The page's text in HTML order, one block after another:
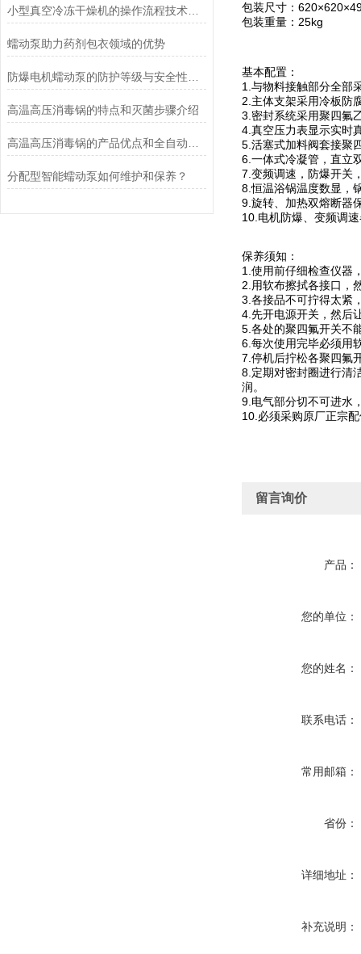
小型真空冷冻干燥机的操作流程技术详解
蠕动泵助力药剂包衣领域的优势
高温高压消毒锅的特点和灭菌步骤介绍
分配型智能蠕动泵如何维护和保养？
包装尺寸：
包装重量：25kg
基本配置：
1.与物料接触部分全部
2.主体支架采用冷板防
3.密封系统采用聚四氟
4.真空压力表显示实时
5.活塞式加料阀套接聚
6.一体式冷凝管，直立
7.变频调速，防爆开关
8.恒温浴锅温度数显，
9.旋转、加热双熔断器
10.电机防爆、变频调
保养须知：
1.使用前仔细检查仪器
2.用软布擦拭各接口，
3.各接品不可拧得太紧
4.先开电源开关，然后
5.各处的聚四氟开关不
6.每次使用完毕必须用
7.停机后拧松各聚四氟
8.定期对密封圈进行清
润。
9.电气部分切不可进水
10.必须采购原厂正宗
留言询价
产品：
您的单位：
您的姓名：
联系电话：
常用邮箱：
省份：
详细地址：
补充说明：